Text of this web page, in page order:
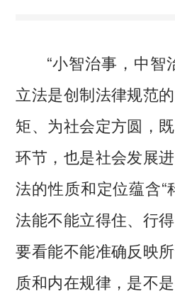
“小智治事，中智
立法是创制法律规范
矩、为社会定方圆，
环节，也是社会发展
法的性质和定位蕴含“
法能不能立得住、行
要看能不能准确反映
质和内在规律，是不